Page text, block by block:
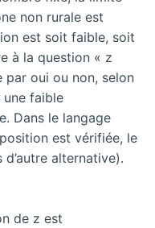
non rurale est
est soit faible, soit
à la question « z
par oui ou non, selon
faible
Dans le langage
est vérifiée, le
d’autre alternative).
de z est